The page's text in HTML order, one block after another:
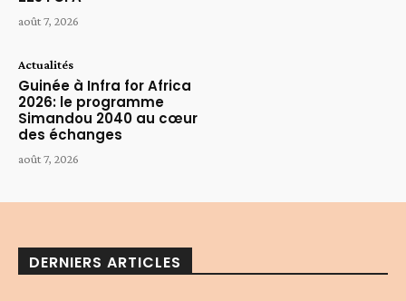
août 7, 2026
Actualités
Guinée à Infra for Africa
2026: le programme
Simandou 2040 au cœur
des échanges
août 7, 2026
DERNIERS ARTICLES